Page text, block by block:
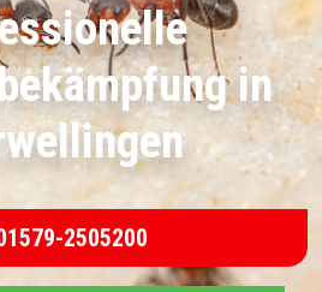
in
2505200